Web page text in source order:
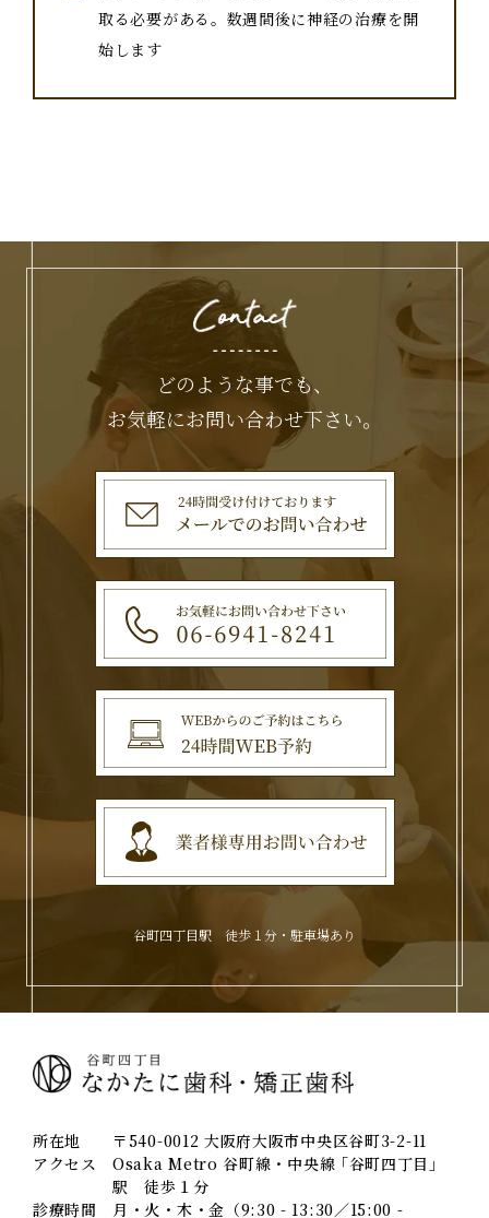
取る必要がある。数週間後に神経の治療を開
始します
どのような事でも、
お気軽にお問い合わせ下さい。
谷町四丁目駅 徒歩１分・駐車場あり
所在地
〒540-0012 大阪府大阪市中央区谷町3-2-11
アクセス
Osaka Metro 谷町線・中央線 ｢谷町四丁目｣
駅 徒歩１分
診療時間
月・火・木・金（9:30 - 13:30／15:00 -